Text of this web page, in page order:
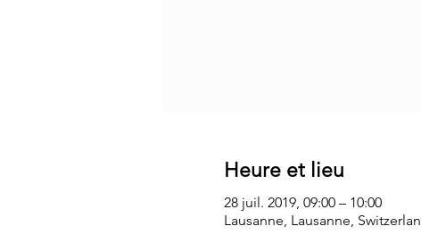
Heure et lieu
28 juil. 2019, 09:00 – 10:00
Lausanne, Lausanne,